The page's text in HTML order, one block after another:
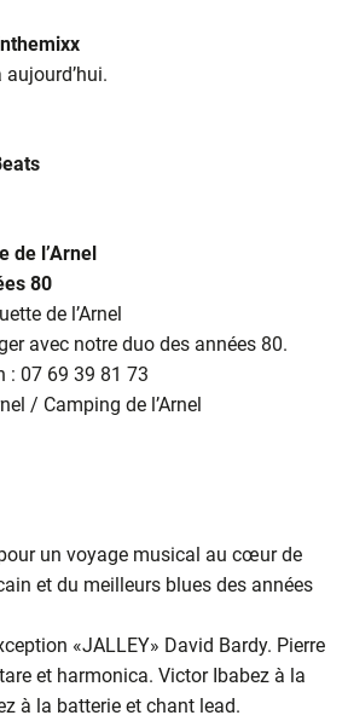
de l’Arnel
80
de l’Arnel
avec notre duo des années 80.
: 07 69 39 81 73
/ Camping de l’Arnel
un voyage musical au cœur de
et du meilleurs blues des années
«JALLEY» David Bardy. Pierre
et harmonica. Victor Ibabez à la
à la batterie et chant lead.